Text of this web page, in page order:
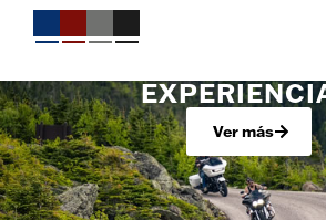
Ver más